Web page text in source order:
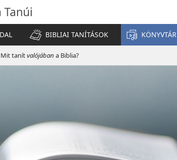
Tanúi
BIBLIAI TANÍTÁSOK KÖNYVTÁR
Mit tanítvalójában a Biblia?